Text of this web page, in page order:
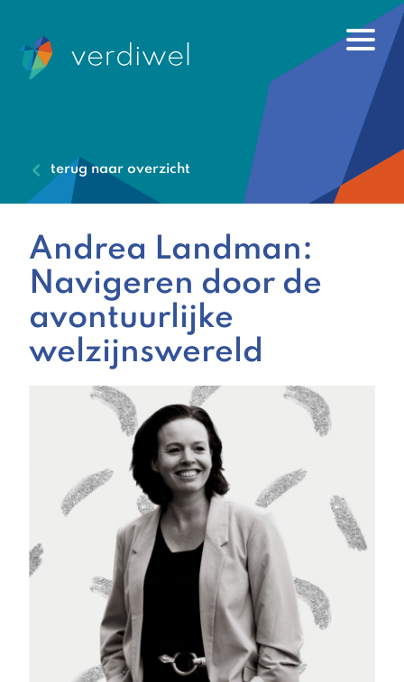
terug naar overzicht
Andrea Landman:
Navigeren door de
avontuurlijke
welzijnswereld